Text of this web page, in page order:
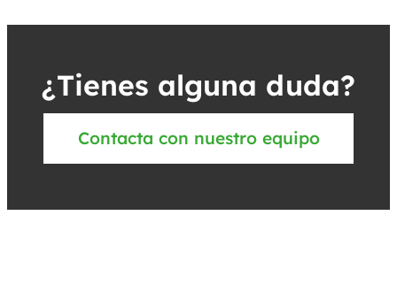
¿Tienes alguna duda?
Contacta con nuestro equipo